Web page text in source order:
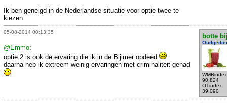
Ik ben geneigd in de Nederlandse situatie voor optie twee te
kiezen.
05-08-2014 00:13:35
botte
90.824
OTindex:
39.090
@Emmo:
optie 2 is ook de ervaring die ik in de Bijlmer opdeed
daarna heb ik extreem weinig ervaringen met criminaliteit gehad